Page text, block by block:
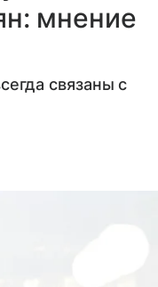
мнение
связаны с